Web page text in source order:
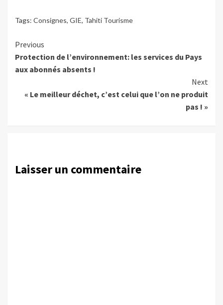
Tags: Consignes, GIE, Tahiti Tourisme
Continue
Reading
Previous
Protection de l’environnement: les services du Pays
aux abonnés absents !
Next
« Le meilleur déchet, c’est celui que l’on ne produit
pas ! »
Laisser un commentaire